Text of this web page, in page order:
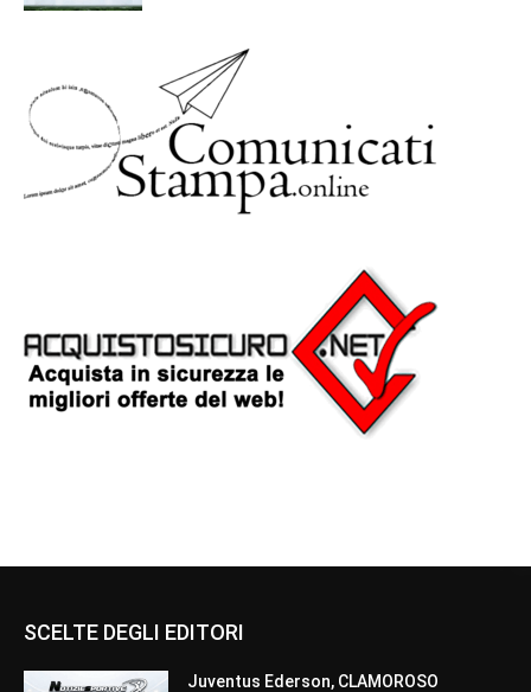
SCELTE DEGLI EDITORI
Juventus Ederson, CLAMOROSO